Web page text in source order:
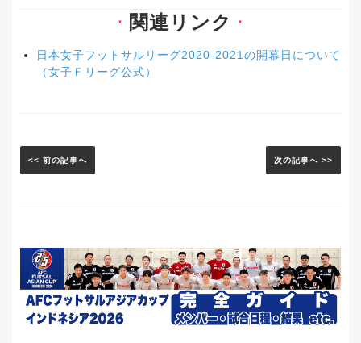
▼ 関連リンク ▼
日本女子フットサルリーグ2020-2021の開幕日について
（女子Ｆリーグ公式）
<< 前の記事へ 次の記事へ >>